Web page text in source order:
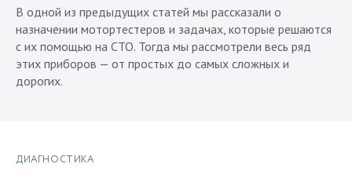
В одной из предыдущих статей мы рассказали о
назначении мотортестеров и задачах, которые решаются
с их помощью на СТО. Тогда мы рассмотрели весь ряд
этих приборов — от простых до самых сложных и
дорогих.
ДИАГНОСТИКА